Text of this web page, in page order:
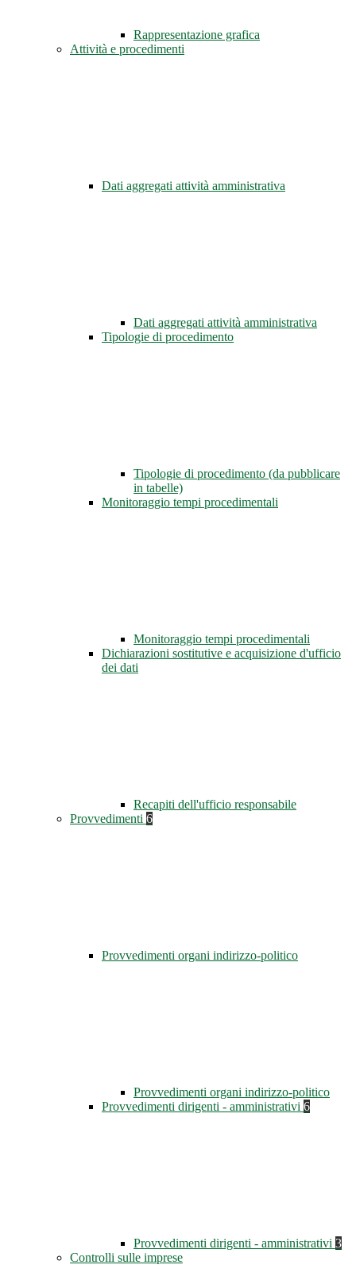
Rappresentazione grafica
Attività e procedimenti
Dati aggregati attività amministrativa
Dati aggregati attività amministrativa
Tipologie di procedimento
Tipologie di procedimento (da pubblicare
in tabelle)
Monitoraggio tempi procedimentali
Monitoraggio tempi procedimentali
Dichiarazioni sostitutive e acquisizione d'ufficio
dei dati
Recapiti dell'ufficio responsabile
Provvedimenti 6
Provvedimenti organi indirizzo-politico
Provvedimenti organi indirizzo-politico
Provvedimenti dirigenti - amministrativi 6
Provvedimenti dirigenti - amministrativi 3
Controlli sulle imprese